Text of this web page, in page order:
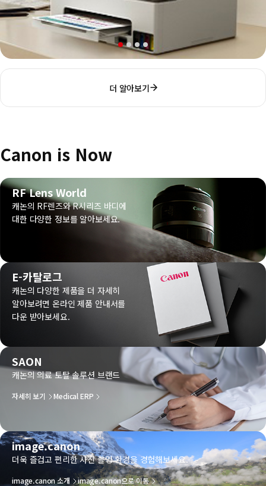
더 알아보기
Canon is Now
RF Lens World
캐논의 RF렌즈와 R시리즈 바디에
대한 다양한 정보를 알아보세요.
E-카탈로그
캐논의 다양한 제품을 더 자세히
알아보려면 온라인 제품 안내서를
다운 받아보세요.
SAON
캐논의 의료 토탈 솔루션 브랜드
자세히 보기 Medical ERP
image.canon
더욱 즐겁고 편리한 사진 촬영 환경을 경험해보세요.
image.canon 소개 image.canon으로 이동